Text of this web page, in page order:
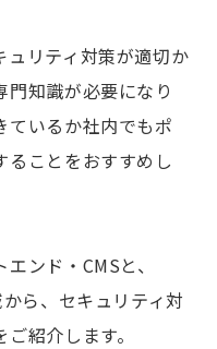
ュリティ対策が適切か
知識が必要になり
ているか社内でもポ
ることをおすすめし
ンド・CMSと、
ら、セキュリティ対
ご紹介します。